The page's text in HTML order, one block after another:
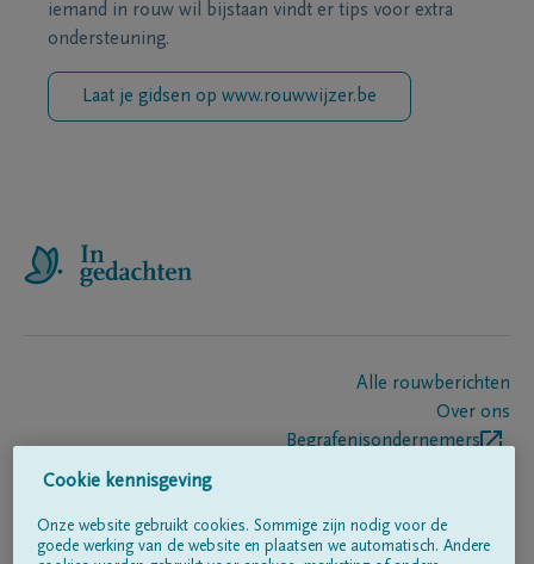
iemand in rouw wil bijstaan vindt er tips voor extra
ondersteuning.
Laat je gidsen op www.rouwwijzer.be
Alle rouwberichten
Over ons
Begrafenisondernemers
Volg ons op
Cookie kennisgeving
Onze website gebruikt cookies. Sommige zijn nodig voor de
goede werking van de website en plaatsen we automatisch. Andere